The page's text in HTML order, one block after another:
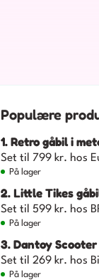
Populære
1. Retro gåbil i
Set til 799 kr. hos
På lager
2. Little Tikes
Set til 599 kr. hos
På lager
Set til 269 kr. hos
På lager